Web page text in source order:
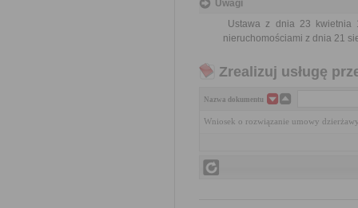
Uwagi
Ustawa z dnia 23 kwietnia
nieruchomościami z dnia 21
Zrealizuj usługę
Nazwa dokumentu
Wniosek o rozwiązanie umowy